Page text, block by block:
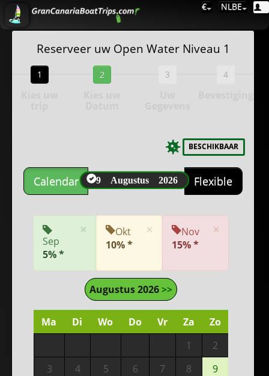
€ NLBE
Reserveer uw Open Water Niveau 1
1 2 3 4
BESCHIKBAAR
Calendar 9 Augustus 2026 Flexible
×
Sep
5% *
×
Okt
10% *
×
Nov
15% *
Augustus 2026>>
Ma Di Wo Do Vr Za
Zo
1
2
3
4 5 6 7 8
9